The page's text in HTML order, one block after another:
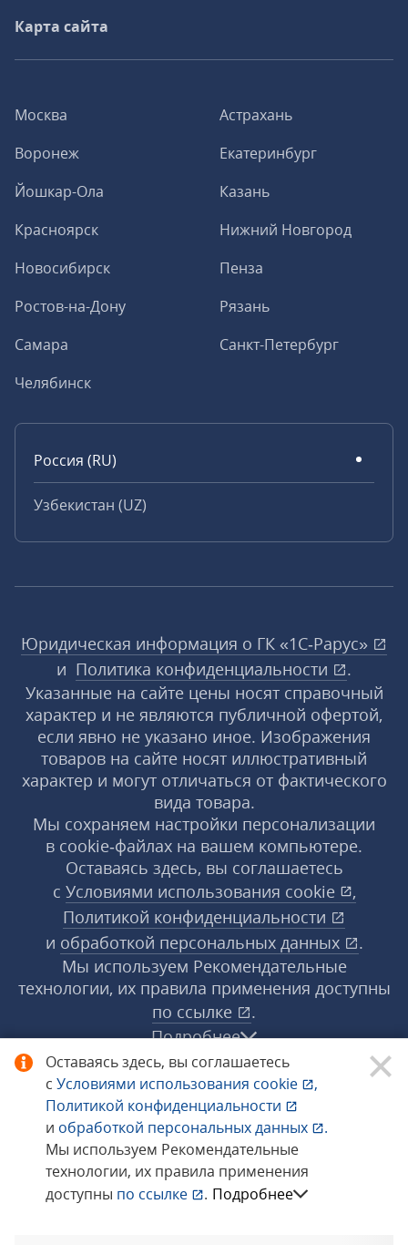
Оставаясь здесь, вы соглашаетесь
с Условиями использования cookie
,
Политикой конфиденциальности
и обработкой персональных данных
.
Мы используем Рекомендательные
технологии, их правила применения
доступны по ссылке . Подробнее
Москва
Астрахань
Воронеж
Екатеринбург
Йошкар-Ола
Казань
Красноярск
Нижний Новгород
Новосибирск
Пенза
Ростов-на-Дону
Рязань
Самара
Санкт-Петербург
Челябинск
Россия (RU)
Узбекистан (UZ)
Карта сайта
Юридическая информация о ГК «1С‑Рарус»
и Политика конфиденциальности
.
Указанные на сайте цены носят справочный
характер и не являются публичной офертой,
если явно не указано иное. Изображения
товаров на сайте носят иллюстративный
характер и могут отличаться от фактического
вида товара.
Мы сохраняем настройки персонализации
в cookie‑файлах на вашем компьютере.
Оставаясь здесь, вы соглашаетесь
с Условиями использования cookie
,
Политикой конфиденциальности
и обработкой персональных данных
.
Мы используем Рекомендательные
технологии, их правила применения доступны
по ссылке
.
Подробнее
© 1998−2026 «1С‑Рарус» ®. Все права
защищены.
Сообщить об ошибке